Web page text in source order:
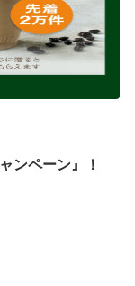
ンペーン』！